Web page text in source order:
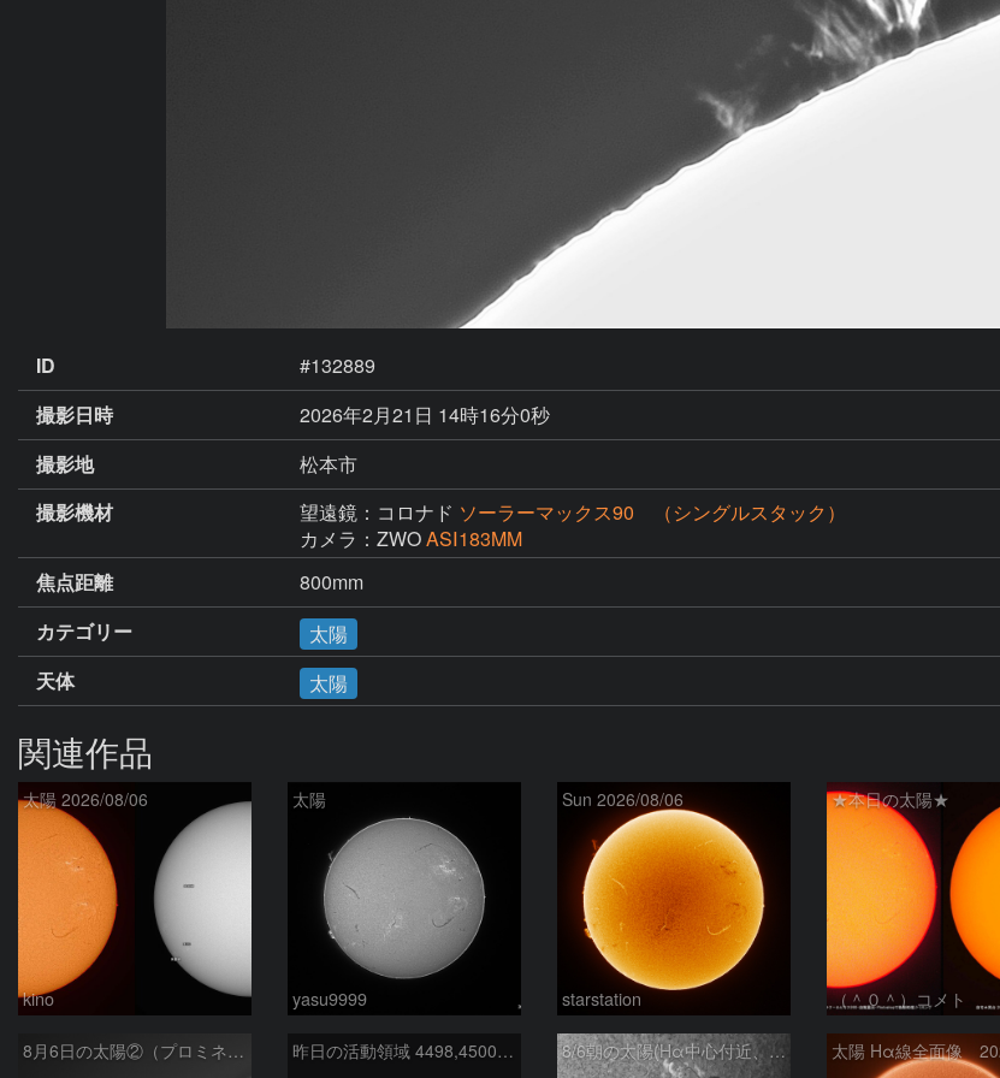
ID
#132889
撮影日時
2026年2月21日 14時16分0秒
撮影地
松本市
撮影機材
望遠鏡：コロナド ソーラーマックス90 （シングルスタック）
カメラ：ZWOASⅠ183MM
焦点距離
800mm
カテゴリー
太陽
天体
太陽
関連作品
太陽 2026/08/06
kino
太陽
yasu9999
Sun 2026/08/06
starstation
★本日の太陽★
（＾０＾）コメト
8月6日の太陽②（プロミネン北東縁 ） 昨日の活動領域 4498,4500：2026/08/05 8/6朝の太陽(Hα中心付近、4498、4502付近)